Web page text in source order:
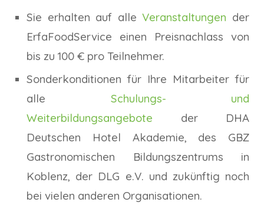
Sie erhalten auf alleVeranstaltungen der
ErfaFoodService einen Preisnachlass von
bis zu 100 € pro Teilnehmer.
Sonderkonditionen für Ihre Mitarbeiter für
alle Schulungs- und
Weiterbildungsangebote der DHA
Deutschen Hotel Akademie, des GBZ
Gastronomischen Bildungszentrums in
Koblenz, der DLG e.V. und zukünftig noch
bei vielen anderen Organisationen.